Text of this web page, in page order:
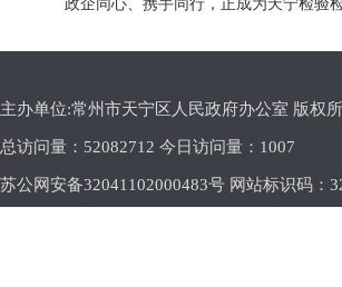
政企同心、携手同行，正成为天宁检验
主办单位:常州市天宁区人民政府办公室 版权
总访问量： 52082712 今日访问量： 1007
苏公网安备32041102000483号 网站标识码：